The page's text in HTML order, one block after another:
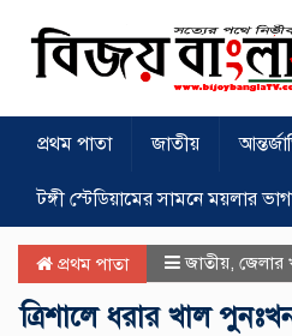
প্রথম পাতা জাতীয়
টঙ্গী স্টেডিয়ামের সামনে ময়লার
প্রথম পাতা জাতীয় জেলার
ত্রিশালে ধরার খাল